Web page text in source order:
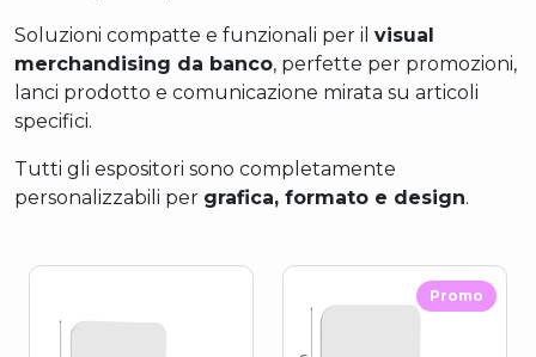
Soluzioni compatte e funzionali per il visual
merchandising da banco, perfette per promozioni,
lanci prodotto e comunicazione mirata su articoli
specifici.
Tutti gli espositori sono completamente
personalizzabili per grafica, formato e design.
Promo